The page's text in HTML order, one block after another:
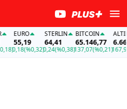
EURO
55,19
0,18(%0,32)
STERLIN
64,41
0,24(%0,38)
BITCOIN
65.146,77
137,07(%0,21)
ALTIN
167,96